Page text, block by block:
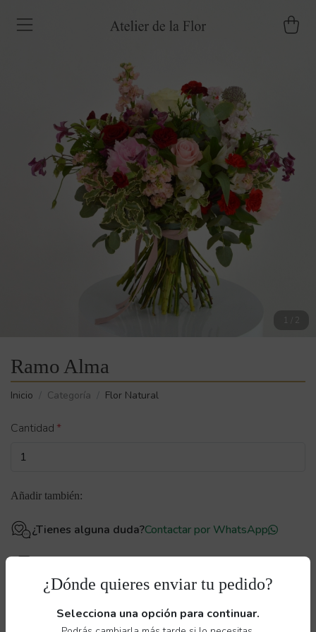
1 2
Ramo Alma
Inicio Categoría Flor Natural
Cantidad
Añadir también:
¿Tienes alguna duda?Contactar por WhatsApp
Si quieres sorprender a tu enamorad@ o a ti mism@ en San
¿Dónde quieres enviar tu pedido?
Selecciona una opción para continuar.